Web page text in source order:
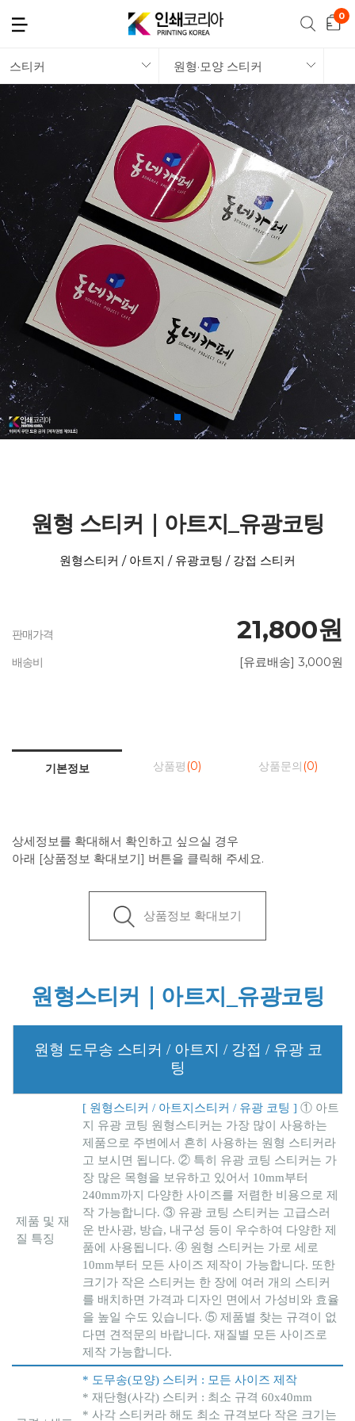
스티커 원형·모양 스티커
원형 스티커｜아트지_유광코팅
원형스티커 / 아트지 / 유광코팅 / 강접 스티커
판매가격 21,800원
배송비 [유료배송] 3,000원
기본정보 상품평 (0) 상품문의 (0)
상세정보를 확대해서 확인하고 싶으실 경우
아래 [상품정보 확대보기] 버튼을 클릭해 주세요.
상품정보 확대보기
원형스티커｜아트지_유광코팅
원형 도무송 스티커 / 아트지 / 강접 / 유광 코
팅
제품 및 재
질 특징
[ 원형스티커 / 아트지스티커 / 유광 코팅 ] ① 아트
지 유광 코팅 원형스티커는 가장 많이 사용하는
제품으로 주변에서 흔히 사용하는 원형 스티커라
고 보시면 됩니다. ② 특히 유광 코팅 스티커는 가
장 많은 목형을 보유하고 있어서 10mm부터
240mm까지 다양한 사이즈를 저렴한 비용으로 제
작 가능합니다. ③ 유광 코팅 스티커는 고급스러
운 반사광, 방습, 내구성 등이 우수하여 다양한 제
품에 사용됩니다. ④ 원형 스티커는 가로 세로
10mm부터 모든 사이즈 제작이 가능합니다. 또한
크기가 작은 스티커는 한 장에 여러 개의 스티커
를 배치하면 가격과 디자인 면에서 가성비와 효율
을 높일 수도 있습니다. ⑤ 제품별 찾는 규격이 없
다면 견적문의 바랍니다. 재질별 모든 사이즈로
제작 가능합니다.
* 도무송(모양) 스티커 : 모든 사이즈 제작
* 재단형(사각) 스티커 : 최소 규격 60x40mm
* 사각 스티커라 해도 최소 규격보다 작은 크기는